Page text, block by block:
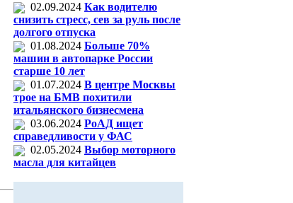
02.09.2024 Как водителю
снизить стресс, сев за руль после
долгого отпуска
01.08.2024 Больше 70%
машин в автопарке России
старше 10 лет
01.07.2024 В центре Москвы
трое на БМВ похитили
итальянского бизнесмена
03.06.2024 РоАД ищет
справедливости у ФАС
02.05.2024 Выбор моторного
масла для китайцев